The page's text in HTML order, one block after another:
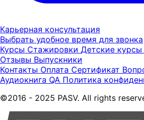
Карьерная консультация
Выбрать удобное время для звонка
Курсы Стажировки Детские курсы
Отзывы Выпускники
Контакты Оплата Сертификат
Аудиокнига QA Политика
©2016 - 2025 PASV. All rights